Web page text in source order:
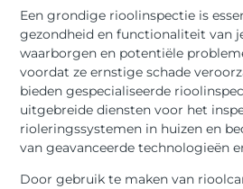
Een grondige rioolinspectie is
gezondheid en functionaliteit van
waarborgen en potentiële
voordat ze ernstige schade
bieden gespecialiseerde
uitgebreide diensten voor het
rioleringssystemen in huizen en
van geavanceerde technologieën
Door gebruik te maken van